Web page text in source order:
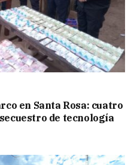
en Santa Rosa: cuatro
de tecnología